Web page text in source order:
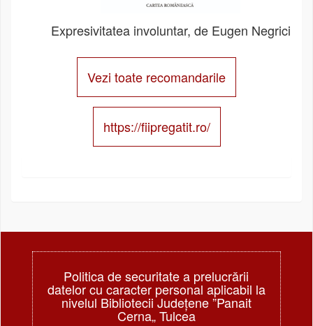
Expresivitatea involuntar, de Eugen Negrici
Vezi toate recomandarile
https://fiipregatit.ro/
Politica de securitate a prelucrării
datelor cu caracter personal aplicabil la
nivelul Bibliotecii Judeţene ”Panait
Cerna„ Tulcea